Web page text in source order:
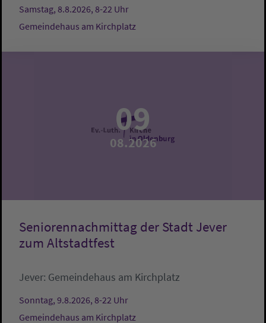
Samstag, 8.8.2026, 8-22 Uhr
Gemeindehaus am Kirchplatz
09
08.2026
Seniorennachmittag der Stadt Jever
zum Altstadtfest
Jever: Gemeindehaus am Kirchplatz
Sonntag, 9.8.2026, 8-22 Uhr
Gemeindehaus am Kirchplatz